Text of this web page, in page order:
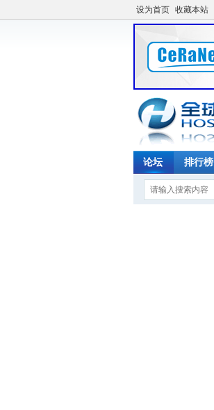
设为首页 收藏本站
论坛 排行榜